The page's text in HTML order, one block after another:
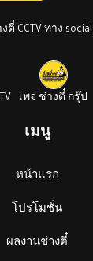
CCTV ทาง social
เพจ ช่างตี๋ กรุ๊ป
เมนู
หน้าแรก
โปรโมชั่น
ผลงานช่างตี๋